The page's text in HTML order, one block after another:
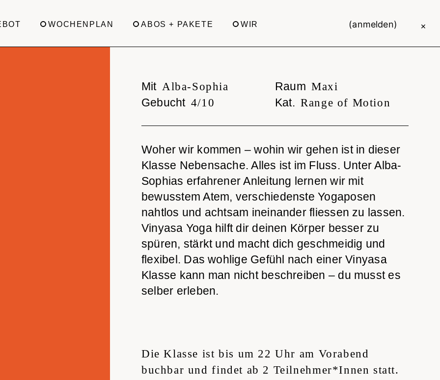
WOCHENPLAN ABOS + PAKETE WIR (anmelden) ×
Mit Alba-Sophia
Gebucht 4/10
Raum Maxi
Kat. Range of Motion
Woher wir kommen – wohin wir gehen ist in dieser
Klasse Nebensache. Alles ist im Fluss. Unter Alba-
Sophias erfahrener Anleitung lernen wir mit
bewusstem Atem, verschiedenste Yogaposen
nahtlos und achtsam ineinander fliessen zu lassen.
Vinyasa Yoga hilft dir deinen Körper besser zu
spüren, stärkt und macht dich geschmeidig und
flexibel. Das wohlige Gefühl nach einer Vinyasa
Klasse kann man nicht beschreiben – du musst es
selber erleben.
Die Klasse ist bis um 22 Uhr am Vorabend
buchbar und findet ab 2 Teilnehmer*Innen statt.